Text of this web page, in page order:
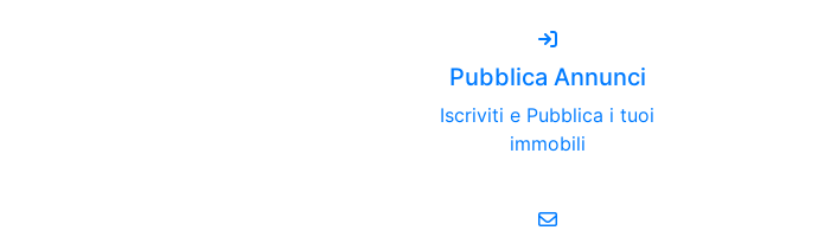
Pubblica Annunci
Iscriviti e Pubblica i tuoi
immobili